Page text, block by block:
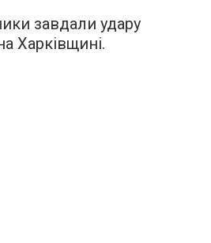
завдали удару
Харківщині.